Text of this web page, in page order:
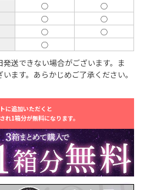
○
○
○
○
○
○
○
送できない場合がございます。ま
ます。あらかじめご了承ください。
に追加いただくと
れ1箱分が無料になります。